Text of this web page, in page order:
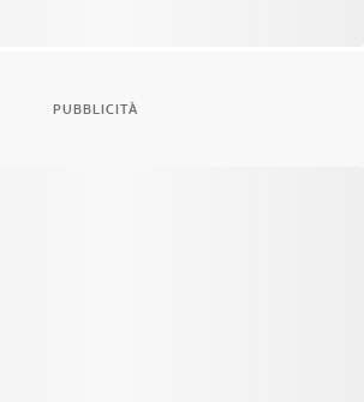
PUBBLICITÀ